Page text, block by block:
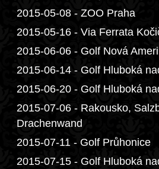
2015-05-08 - ZOO Praha
2015-05-16 - Via Ferrata
2015-06-06 - Golf Nová
2015-06-14 - Golf Hluboká
2015-06-20 - Golf Hluboká
2015-07-06 - Rakousko,
Drachenwand
2015-07-11 - Golf Průhonice
2015-07-15 - Golf Hluboká